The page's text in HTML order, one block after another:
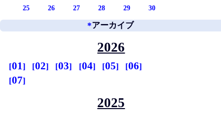
25 26 27 28 29 30
*アーカイブ
2026
01 02 03 04 05
06
07
2025